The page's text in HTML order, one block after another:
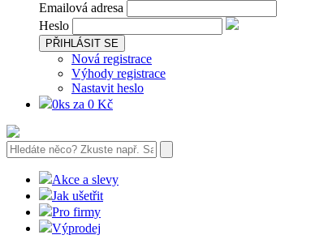
Emailová adresa
Heslo
PŘIHLÁSIT SE
Nová registrace
Výhody registrace
Nastavit heslo
0ks za 0 Kč
Akce a slevy
Jak ušetřit
Pro firmy
Výprodej